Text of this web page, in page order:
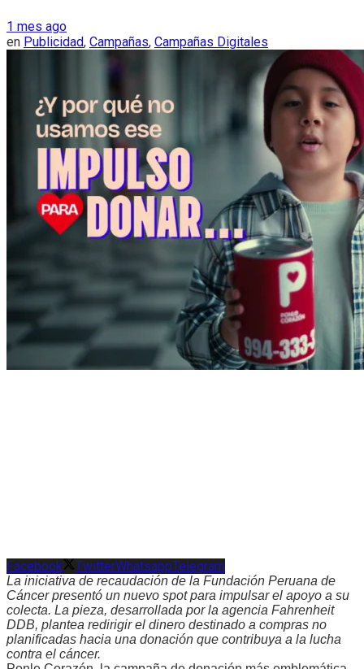
1 mes ago
en Publicidad, Campañas, Campañas Digitales
Facebook TwitterWhatsappTelegram
La iniciativa de recaudación de la Fundación Peruana de
Cáncer presentó un nuevo spot para impulsar el apoyo a su
colecta. La pieza, desarrollada por la agencia Fahrenheit
DDB, plantea redirigir el dinero destinado a compras no
planificadas hacia una donación que contribuya a la lucha
contra el cáncer.